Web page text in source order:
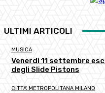
ULTIMI ARTICOLI
MUSICA
Venerdì 11 settembre
degli Slide Pistons
CITTA' METROPOLITANA MILANO